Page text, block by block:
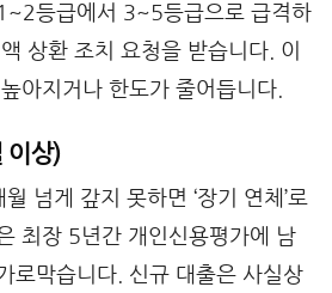
등급에서 3~5등급으로 급격하
상환 조치 요청을 받습니다. 이
아지거나 한도가 줄어듭니다.
이상)
넘게 갚지 못하면 ‘장기 연체’로
최장 5년간 개인신용평가에 남
로막습니다. 신규 대출은 사실상